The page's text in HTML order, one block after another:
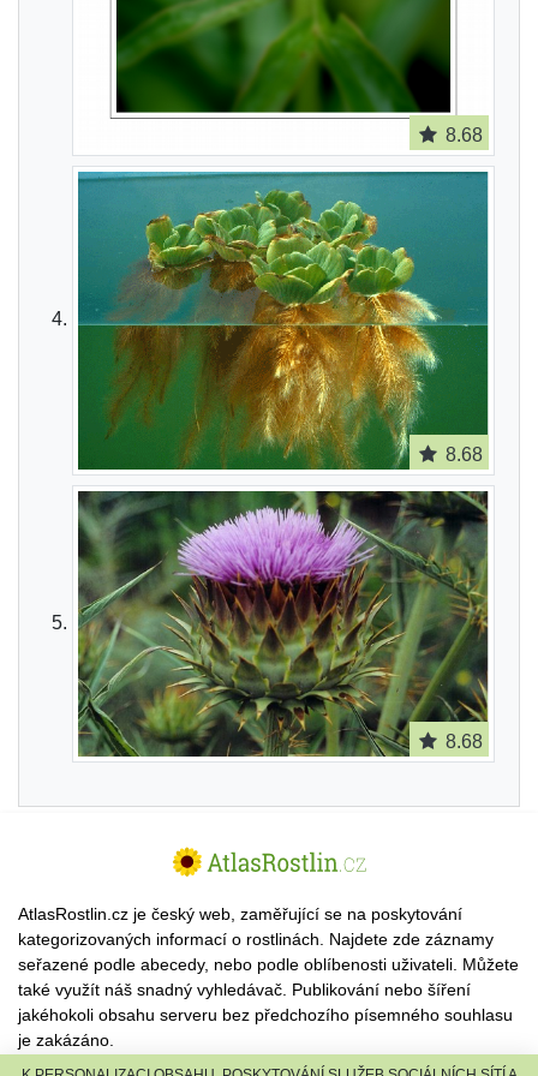
8.68
8.68
8.68
AtlasRostlin.cz je český web, zaměřující se na poskytování
kategorizovaných informací o rostlinách. Najdete zde záznamy
seřazené podle abecedy, nebo podle oblíbenosti uživateli. Můžete
také využít náš snadný vyhledávač. Publikování nebo šíření
jakéhokoli obsahu serveru bez předchozího písemného souhlasu
je zakázáno.